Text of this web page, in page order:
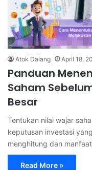
Atok Dalang April 18,
Panduan
Saham
Besar
Tentukan nilai wajar
keputusan investasi
menghitung dan
Read More »